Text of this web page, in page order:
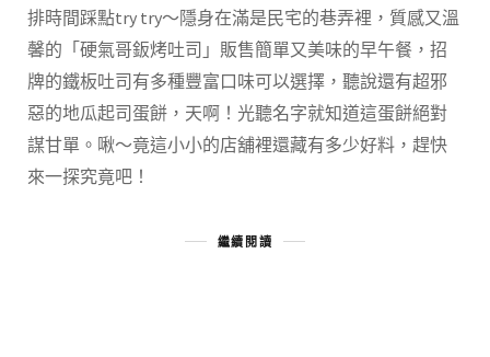
排時間踩點try try～隱身在滿是民宅的巷弄裡，質感又溫
馨的「硬氣哥鈑烤吐司」販售簡單又美味的早午餐，招
牌的鐵板吐司有多種豐富口味可以選擇，聽說還有超邪
惡的地瓜起司蛋餅，天啊！光聽名字就知道這蛋餅絕對
謀甘單。啾～竟這小小的店舖裡還藏有多少好料，趕快
來一探究竟吧！
繼續閱讀